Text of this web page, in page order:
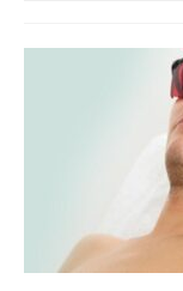
Equipe